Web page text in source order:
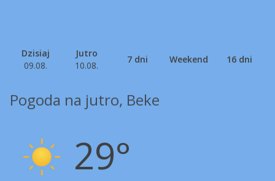
Dzisiaj
09.08.
Jutro
10.08.
7 dni Weekend 16 dni
Pogoda na jutro, Beke
29°